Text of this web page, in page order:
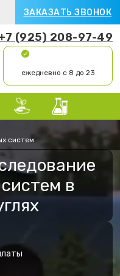
ЗАКАЗАТЬ ЗВОНОК
(925) 208-97-49
ежедневно с 8 до 23
систем
в